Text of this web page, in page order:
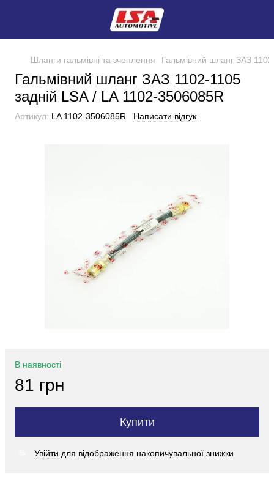
Шланги гальмівні та зчеплення Гальмівний шланг ЗАЗ
Гальмівний шланг ЗАЗ 1102-1105
задній LSA / LA 1102-3506085R
Артикул: LA 1102-3506085R Написати відгук
В наявності
81 грн
Купити
Увійти для відображення накопичувальної знижки